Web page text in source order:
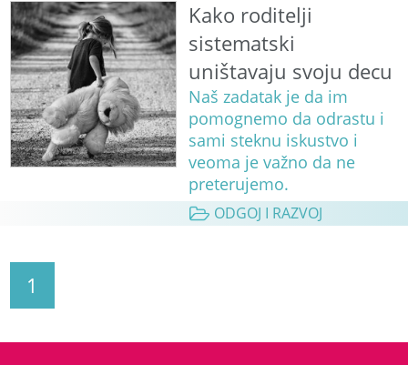
Kako roditelji
sistematski
uništavaju svoju decu
Naš zadatak je da im
pomognemo da odrastu i
sami steknu iskustvo i
veoma je važno da ne
preterujemo.
ODGOJ I RAZVOJ
1